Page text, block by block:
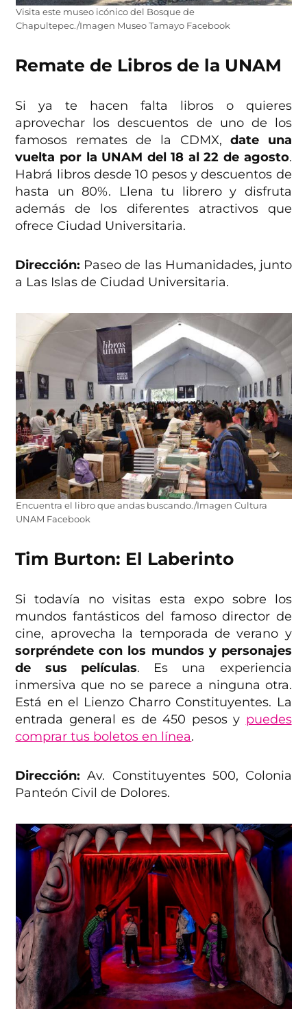
Visita este museo icónico del Bosque de
Chapultepec./Imagen Museo Tamayo Facebook
Remate de Libros de la UNAM
Si ya te hacen falta libros o quieres
aprovechar los descuentos de uno de los
famosos remates de la CDMX,date una
vuelta por la UNAM del 18 al 22 de agosto.
Habrá libros desde 10 pesos y descuentos de
hasta un 80%. Llena tu librero y disfruta
además de los diferentes atractivos que
ofrece Ciudad Universitaria.
Dirección: Paseo de las Humanidades, junto
a Las Islas de Ciudad Universitaria.
Encuentra el libro que andas buscando./Imagen Cultura
UNAM Facebook
Tim Burton: El Laberinto
Si todavía no visitas esta expo sobre los
mundos fantásticos del famoso director de
cine, aprovecha la temporada de verano y
sorpréndete con los mundos y personajes
de sus películas. Es una experiencia
inmersiva que no se parece a ninguna otra.
Está en el Lienzo Charro Constituyentes. La
entrada general es de 450 pesos y puedes
comprar tus boletos en línea.
Dirección:Av. Constituyentes 500, Colonia
Panteón Civil de Dolores.